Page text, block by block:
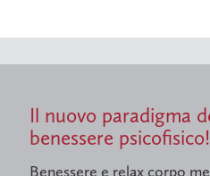
Il nuovo paradigma
benessere psicofisico!
Benessere e relax corpo